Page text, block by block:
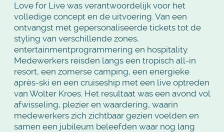
Love for Live was verantwoordelijk voor het
volledige concept en de uitvoering. Van een
ontvangst met gepersonaliseerde tickets tot de
styling van verschillende zones,
entertainmentprogrammering en hospitality.
Medewerkers reisden langs een tropisch all-in
resort, een zomerse camping, een energieke
après-ski en een cruiseship met een live optreden
van Wolter Kroes. Het resultaat was een avond vol
afwisseling, plezier en waardering, waarin
medewerkers zich zichtbaar gezien voelden en
samen een jubileum beleefden waar nog lang